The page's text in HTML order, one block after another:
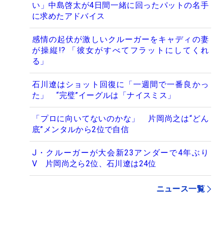
い」中島啓太が4日間一緒に回ったパットの名手
に求めたアドバイス
感情の起伏が激しいクルーガーをキャディの妻
が操縦!? 「彼女がすべてフラットにしてくれ
る」
石川遼はショット回復に「一週間で一番良かっ
た」 “完璧”イーグルは「ナイスミス」
「プロに向いてないのかな」 片岡尚之は“どん
底”メンタルから2位で自信
J・クルーガーが大会新23アンダーで4年ぶり
V 片岡尚之ら2位、石川遼は24位
ニュース一覧